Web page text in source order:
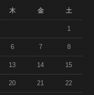
木 金 土
1
6 7 8
13 14 15
20 21 22